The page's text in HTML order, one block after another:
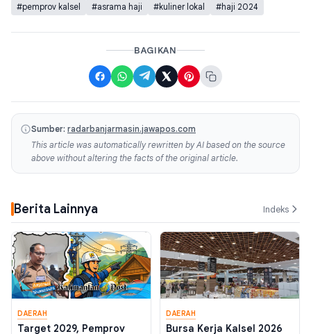
#pemprov kalsel
#asrama haji #kuliner lokal #haji 2024
BAGIKAN
Sumber: radarbanjarmasin.jawapos.com
This article was automatically rewritten by AI based on the source
above without altering the facts of the original article.
Berita Lainnya Indeks
DAERAH
Target 2029, Pemprov
DAERAH
Bursa Kerja Kalsel 2026